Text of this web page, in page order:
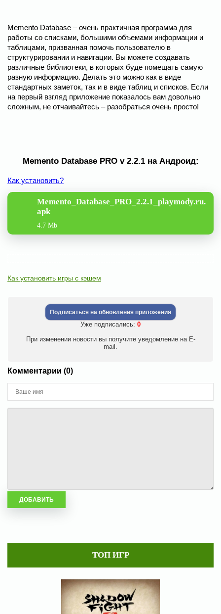
Memento Database – очень практичная программа для
работы со списками, большими объемами информации и
таблицами, призванная помочь пользователю в
структурировании и навигации. Вы можете создавать
различные библиотеки, в которых буде помещать самую
разную информацию. Делать это можно как в виде
стандартных заметок, так и в виде таблиц и списков. Если
на первый взгляд приложение показалось вам довольно
сложным, не отчаивайтесь – разобраться очень просто!
Memento Database PRO v 2.2.1 на Андроид:
Как установить?
Memento_Database_PRO_2.2.1_playmody.ru.
apk
4.7 Mb
Как установить игры с кэшем
Подписаться на обновления приложения
Уже подписались: 0
При изменении новости вы получите уведомление на E-
mail.
Комментарии (0)
ТОП ИГР